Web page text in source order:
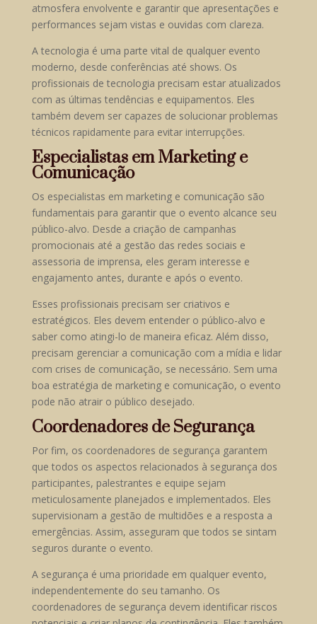
atmosfera envolvente e garantir que apresentações e
performances sejam vistas e ouvidas com clareza.
A tecnologia é uma parte vital de qualquer evento
moderno, desde conferências até shows. Os
profissionais de tecnologia precisam estar atualizados
com as últimas tendências e equipamentos. Eles
também devem ser capazes de solucionar problemas
técnicos rapidamente para evitar interrupções.
Especialistas em Marketing e
Comunicação
Os especialistas em marketing e comunicação são
fundamentais para garantir que o evento alcance seu
público-alvo. Desde a criação de campanhas
promocionais até a gestão das redes sociais e
assessoria de imprensa, eles geram interesse e
engajamento antes, durante e após o evento.
Esses profissionais precisam ser criativos e
estratégicos. Eles devem entender o público-alvo e
saber como atingi-lo de maneira eficaz. Além disso,
precisam gerenciar a comunicação com a mídia e lidar
com crises de comunicação, se necessário. Sem uma
boa estratégia de marketing e comunicação, o evento
pode não atrair o público desejado.
Coordenadores de Segurança
Por fim, os coordenadores de segurança garantem
que todos os aspectos relacionados à segurança dos
participantes, palestrantes e equipe sejam
meticulosamente planejados e implementados. Eles
supervisionam a gestão de multidões e a resposta a
emergências. Assim, asseguram que todos se sintam
seguros durante o evento.
A segurança é uma prioridade em qualquer evento,
independentemente do seu tamanho. Os
coordenadores de segurança devem identificar riscos